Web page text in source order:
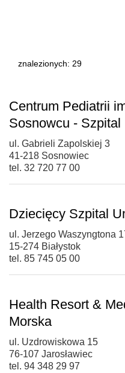
znalezionych: 29
Centrum Pediatrii
Sosnowcu - Szpital
ul. Gabrieli Zapolskiej 3
41-218 Sosnowiec
tel. 32 720 77 00
Dziecięcy Szpital
ul. Jerzego Waszyngtona
15-274 Białystok
tel. 85 745 05 00
Health Resort &
Morska
ul. Uzdrowiskowa 15
76-107 Jarosławiec
tel. 94 348 29 97